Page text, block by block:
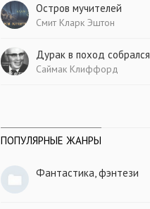
Остров мучителей
Смит Кларк Эштон
Дурак в поход собрался
Саймак Клиффорд
ПОПУЛЯРНЫЕ ЖАНРЫ
Фантастика, фэнтези